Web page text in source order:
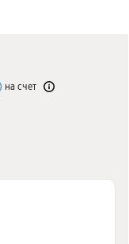
на счет